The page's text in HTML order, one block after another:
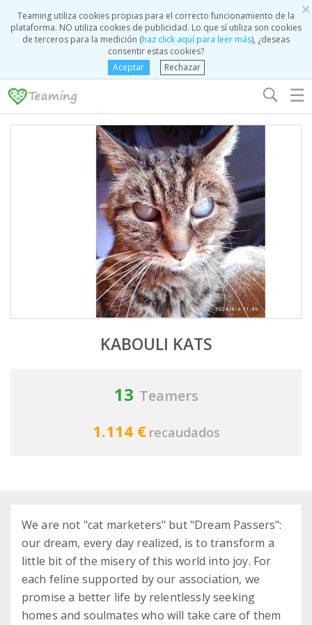
×
Teaming utiliza cookies propias para el correcto funcionamiento de la
plataforma. NO utiliza cookies de publicidad. Lo que sí utiliza son cookies
de terceros para la medición (haz click aquí para leer más), ¿deseas
consentir estas cookies?
Aceptar
Rechazar
☰
KABOULI KATS
13 Teamers
1.114 € recaudados
We are not "cat marketers" but "Dream Passers":
our dream, every day realized, is to transform a
little bit of the misery of this world into joy. For
each feline supported by our association, we
promise a better life by relentlessly seeking
homes and soulmates who will take care of them